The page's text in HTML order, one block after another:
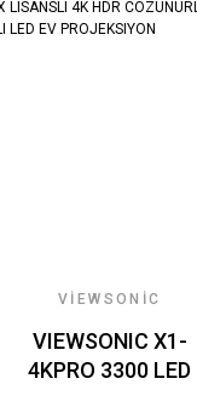
VIEWSONIC
VIEWSONIC X1-
4KPRO 3300 LED